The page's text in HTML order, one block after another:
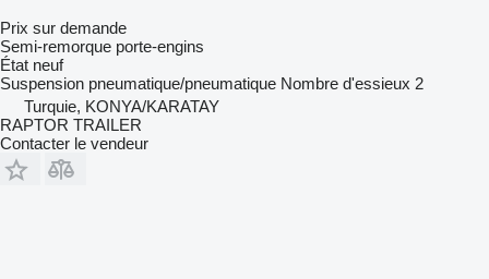
Prix sur demande
Semi-remorque porte-engins
État neuf
Suspension pneumatique/pneumatique Nombre d'essieux 2
Turquie, KONYA/KARATAY
RAPTOR TRAILER
Contacter le vendeur